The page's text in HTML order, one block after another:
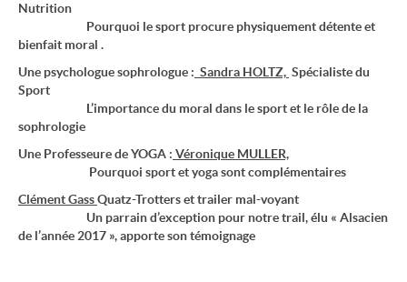
Nutrition
Pourquoi le sport procure physiquement détente et
bienfait moral .
Une psychologue sophrologue : Sandra HOLTZ, Spécialiste du
Sport
L’importance du moral dans le sportet le rôle de la
sophrologie
Une Professeure de YOGA : Véronique MULLER,
Pourquoi sport et yoga sont complémentaires
Clément GassQuatz-Trotters et trailer mal-voyant
Un parrain d’exception pour notre trail, élu « Alsacien
de l’année 2017 », apporte son témoignage